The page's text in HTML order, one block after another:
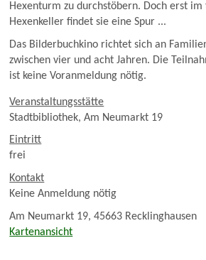
Hexenturm zu durchstöbern. Doch erst
Hexenkeller findet sie eine Spur ...
Das Bilderbuchkino richtet sich an
zwischen vier und acht Jahren. Die
ist keine Voranmeldung nötig.
Veranstaltungsstätte
Stadtbibliothek, Am Neumarkt 19
Eintritt
frei
Kontakt
Keine Anmeldung nötig
Am Neumarkt 19, 45663 Recklinghausen
Kartenansicht